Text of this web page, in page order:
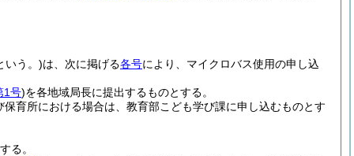
いう。)は、次に掲げる各号により、マイクロバス使用の申し込
1号)を各地域局長に提出するものとする。
保育所における場合は、教育部こども学び課に申し込むものとす
る。